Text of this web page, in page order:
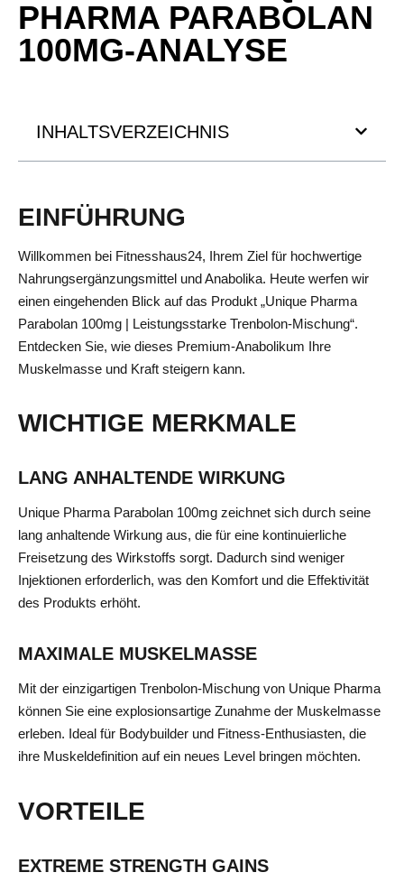
PHARMA PARABOLAN
100MG-ANALYSE
INHALTSVERZEICHNIS
EINFÜHRUNG
Willkommen bei Fitnesshaus24, Ihrem Ziel für hochwertige
Nahrungsergänzungsmittel und Anabolika. Heute werfen wir
einen eingehenden Blick auf das Produkt „Unique Pharma
Parabolan 100mg | Leistungsstarke Trenbolon-Mischung“.
Entdecken Sie, wie dieses Premium-Anabolikum Ihre
Muskelmasse und Kraft steigern kann.
WICHTIGE MERKMALE
LANG ANHALTENDE WIRKUNG
Unique Pharma Parabolan 100mg zeichnet sich durch seine
lang anhaltende Wirkung aus, die für eine kontinuierliche
Freisetzung des Wirkstoffs sorgt. Dadurch sind weniger
Injektionen erforderlich, was den Komfort und die Effektivität
des Produkts erhöht.
MAXIMALE MUSKELMASSE
Mit der einzigartigen Trenbolon-Mischung von Unique Pharma
können Sie eine explosionsartige Zunahme der Muskelmasse
erleben. Ideal für Bodybuilder und Fitness-Enthusiasten, die
ihre Muskeldefinition auf ein neues Level bringen möchten.
VORTEILE
EXTREME STRENGTH GAINS